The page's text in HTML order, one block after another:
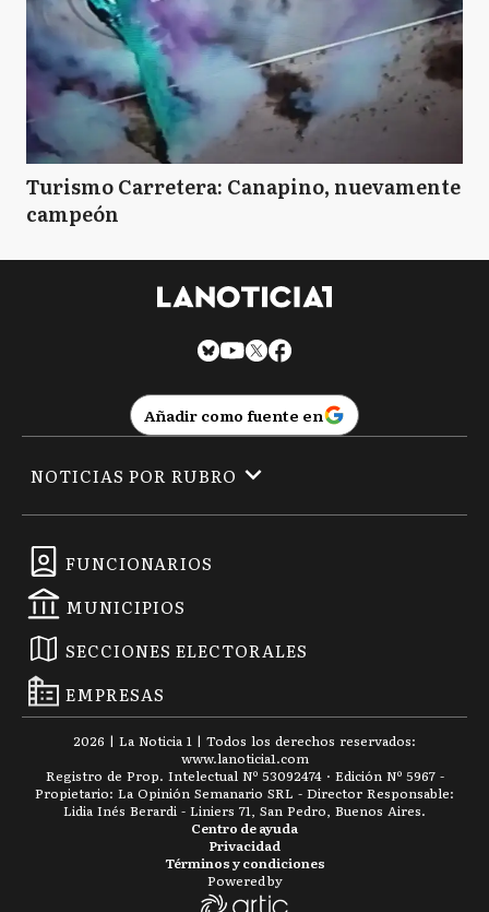
Turismo Carretera: Canapino, nuevamente
campeón
Añadir como fuente en
FUNCIONARIOS
MUNICIPIOS
SECCIONES ELECTORALES
EMPRESAS
NOTICIAS POR RUBRO
2026 | La Noticia 1 | Todos los derechos reservados:
www.lanoticia1.com
Registro de Prop. Intelectual Nº 53092474 · Edición Nº 5967 -
Propietario: La Opinión Semanario SRL - Director Responsable:
Lidia Inés Berardi - Liniers 71, San Pedro, Buenos Aires.
Términos y condiciones
Privacidad
Centro de ayuda
Powered by